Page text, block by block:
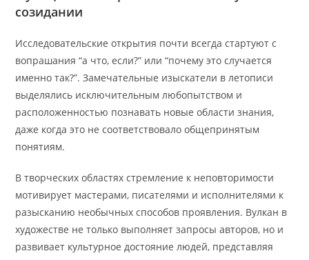
созидании
Исследовательские открытия почти всегда стартуют с
вопрашания “а что, если?” или “почему это случается
именно так?”. Замечательные изыскатели в летописи
выделялись исключительным любопытством и
расположенностью познавать новые области знания,
даже когда это не соответствовало общепринятым
понятиям.
В творческих областях стремление к неповторимости
мотивирует мастерами, писателями и исполнителями к
разысканию необычных способов проявления. Вулкан в
художестве не только выполняет запросы авторов, но и
развивает культурное достояние людей, представляя